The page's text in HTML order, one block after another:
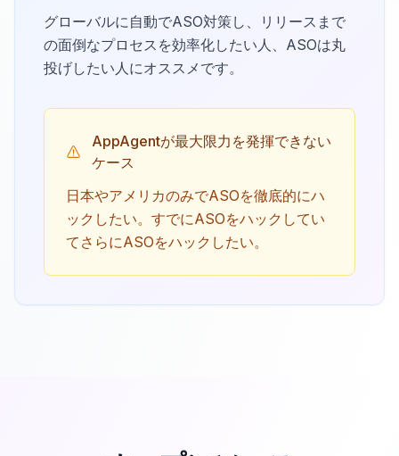
グローバルに自動でASO対策し、リリースまで
の面倒なプロセスを効率化したい人、ASOは丸
投げしたい人にオススメです。
AppAgentが最大限力を発揮できない
ケース
日本やアメリカのみでASOを徹底的にハ
ックしたい。すでにASOをハックしてい
てさらにASOをハックしたい。